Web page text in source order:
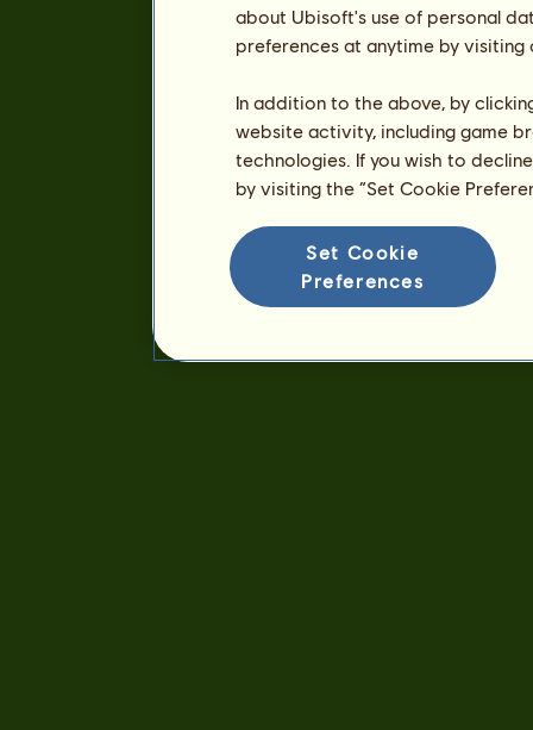
about Ubisoft's use of personal
preferences at anytime by
In addition to the above, by
website activity, including game
technologies. If you wish to
by visiting the “Set Cookie
Set Cookie
Preferences